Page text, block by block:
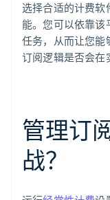
选择合适的计费软
能。您可以依靠该
任务，从而让您能
订阅逻辑是否会在
管理订
战？